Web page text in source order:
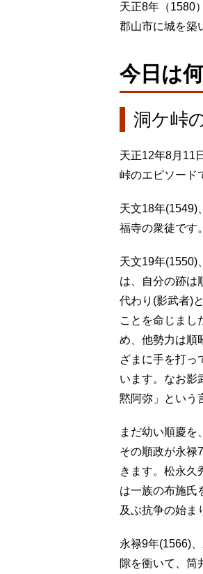
天正8年（1580
郡山市に城を築
今日は
洞ケ峠
天正12年8月11
峠のエピソード
天文18年(1549)
福寺の衆徒です
天文19年(1550)
は、自分の跡は
代わり(影武者)
ことを命じまし
め、他勢力は順
ざまに手を打っ
います。なお影
黙阿弥」という
まだ幼い順慶を
その順政が永禄
きます。松永久
は一族の布施氏
及ぶ抗争の始ま
永禄9年(1566)
隙を衝いて、筒